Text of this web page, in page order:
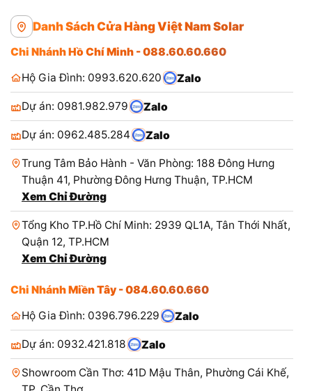
Danh Sách Cửa Hàng Việt Nam Solar
Chi Nhánh Hồ Chí Minh - 088.60.60.660
Hộ Gia Đình: 0993.620.620
Zalo
Dự án: 0981.982.979 Zalo
Dự án: 0962.485.284 Zalo
Trung Tâm Bảo Hành - Văn Phòng: 188 Đông Hưng
Thuận 41, Phường Đông Hưng Thuận, TP.HCM
Xem Chỉ Đường
Tổng Kho TP.Hồ Chí Minh: 2939 QL1A, Tân Thới Nhất,
Quận 12, TP.HCM
Xem Chỉ Đường
Chi Nhánh Miền Tây - 084.60.60.660
Hộ Gia Đình: 0396.796.229
Zalo
Dự án: 0932.421.818 Zalo
Showroom Cần Thơ: 41D Mậu Thân, Phường Cái Khế,